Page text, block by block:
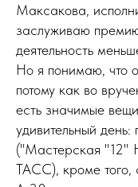
Максакова,
заслуживаю
деятельность
Но я понимаю, что
потому как во
есть значимые
удивительный
("Мастерская "12"
ТАСС), кроме того,